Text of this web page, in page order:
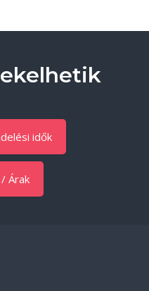
idők
Árak